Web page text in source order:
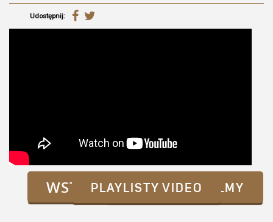
Udostępnij:
WSTECZ WSZYSTKIE FILMY
PLAYLISTY VIDEO